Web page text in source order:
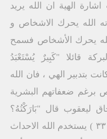
الهية ان الله يريد
الله يحرك الاشخاص و
يحرك الأشخاص فسمح
قائلا "كَبِيرٌ يُسْتَعْبَدُ
) البركة كانت بتدبير الهي ، فان الله
برغم ضعفاتهم البشرية
ليعقوب قال "بَارَكْتُهُ؟
نَعَمْ، وَيَكُونُ مُبَارَكًا". )تك ٢٧ : ٣٣ ) يستخدم الله الاحداث